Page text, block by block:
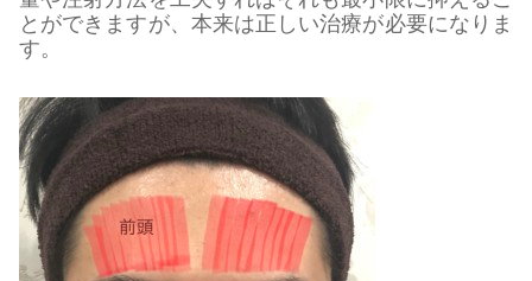
とができますが、本来は正しい治療が必要になりま
す。